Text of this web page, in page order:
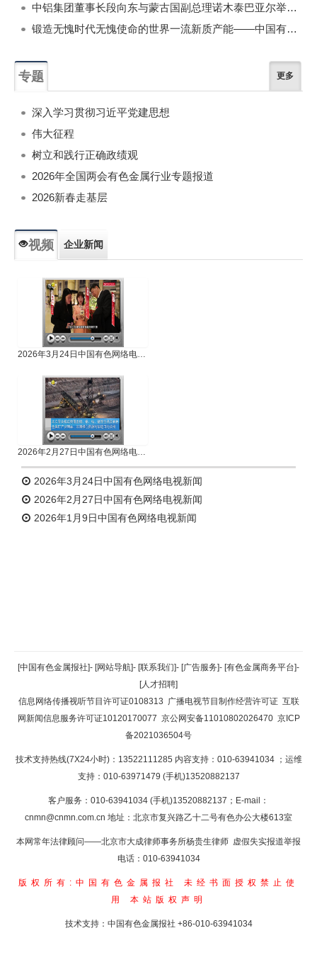
中铝集团董事长段向东与蒙古国副总理诺木泰巴亚尔举行会谈
锻造无愧时代无愧使命的世界一流新质产能——中国有色金属工业的战略应对与破局之道（二）
专题 更多
深入学习贯彻习近平党建思想
伟大征程
树立和践行正确政绩观
2026年全国两会有色金属行业专题报道
2026新春走基层
视频 企业新闻
2026年3月24日中国有色网络电视新闻
2026年2月27日中国有色网络电视新闻
2026年3月24日中国有色网络电视新闻
2026年2月27日中国有色网络电视新闻
2026年1月9日中国有色网络电视新闻
返回顶部
返回首页
[中国有色金属报社]- [网站导航]- [联系我们]- [广告服务]- [有色金属商务平台]-
[人才招聘]
信息网络传播视听节目许可证0108313 广播电视节目制作经营许可证 互联
网新闻信息服务许可证10120170077 京公网安备11010802026470 京ICP
备2021036504号
技术支持热线(7X24小时)：13522111285 内容支持：010-63941034 ；运维
支持：010-63971479 (手机)13520882137
客户服务：010-63941034 (手机)13520882137；E-mail：
cnmn@cnmn.com.cn 地址：北京市复兴路乙十二号有色办公大楼613室
本网常年法律顾问——北京市大成律师事务所杨贵生律师 虚假失实报道举报
电话：010-63941034
版权所有:中国有色金属报社
未经书面授权禁止使
用 本站版权声明
技术支持：中国有色金属报社 +86-010-63941034